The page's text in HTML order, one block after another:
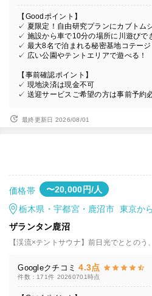
【Goodポイント】
✓ 夏限定！自由研究プランにカブトム
✓ 施設から車で10分の場所に川遊びで
✓ 最大8名で泊まれる秘密基地コテージ
✓ 広い公園やテントエリアで遊べる！
【事前確認ポイント】
✓ 現地決済は現金不可
✓ 送迎サービスご希望の方は事前予約
最終更新日 2026/08/01
価格帯 〜20,000円/人
栃木県・宇都宮・鹿沼市 東京か
ザランタン鹿沼
【渓流×テントサウナ】前日光でととのう
Googleクチコミ 4.3点
件数：171件 20260701時点